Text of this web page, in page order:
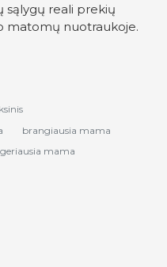
sąlygų reali prekių
matomų nuotraukoje.
brangiausia mama
geriausia mama